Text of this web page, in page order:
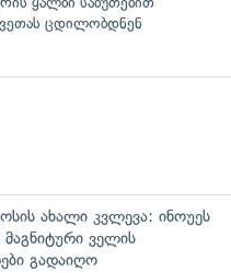
ცდილობდნენ
ახალი კვლევა: ინოუეს
ველის
გადაიღო